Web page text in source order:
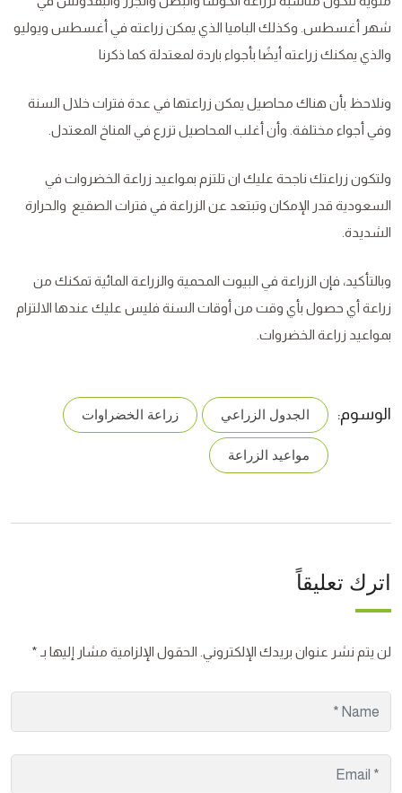
شهر أغسطس. وكذلك الباميا الذي يمكن زراعته في أغسطس ويوليو
والذي يمكنك زراعته أيضًا بأجواء باردة لمعتدلة كما ذكرنا
ونلاحظ بأن هناك محاصيل يمكن زراعتها في عدة فترات خلال السنة
وفي أجواء مختلفة. وأن أغلب المحاصيل تزرع في المناخ المعتدل.
ولتكون زراعتك ناجحة عليك ان تلتزم بمواعيد زراعة الخضروات في
السعودية قدر الإمكان وتبتعد عن الزراعة في فترات الصقيع والحرارة
الشديدة.
وبالتأكيد، فإن الزراعة في البيوت المحمية والزراعة المائية تمكنك من
زراعة أي حصول بأي وقت من أوقات السنة فليس عليك عندها الالتزام
بمواعيد زراعة الخضروات.
الوسوم: الجدول الزراعي زراعة الخضراوات
مواعيد الزراعة
اترك تعليقاً
لن يتم نشر عنوان بريدك الإلكتروني. الحقول الإلزامية مشار إليها بـ *